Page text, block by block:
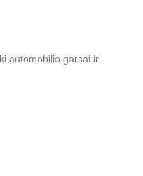
automobilio garsai ir